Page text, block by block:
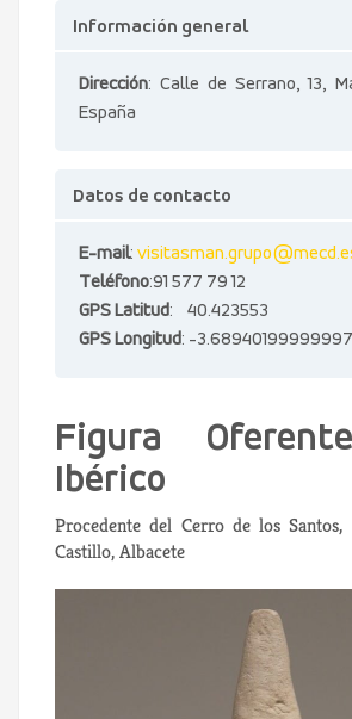
Información general
Dirección: Calle de Serrano, 13,
España
Datos de contacto
E-mail:
Teléfono:91 577 79 12
GPS Latitud: 40.423553
GPS Longitud: -
Figura
Ibérico
Procedente del Cerro de los
Castillo, Albacete